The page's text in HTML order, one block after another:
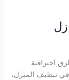
احترافية
تنظيف المنزل،